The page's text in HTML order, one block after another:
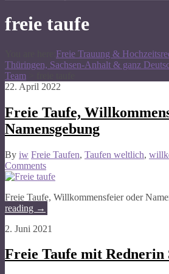
freie taufe
Freie Trauung &
Thüringen, Sachsen-Anhalt & ganz
Team
22. April 2022
Freie Taufe,
Namensgebung
By iw Freie Taufen, Taufen weltlich,
Comments
Freie Taufe, Willkommensfeier oder
reading →
2. Juni 2021
Freie Taufe mit Rednerin